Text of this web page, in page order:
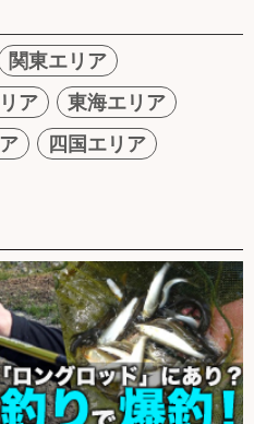
関東エリア
ア
東海エリア
四国エリア